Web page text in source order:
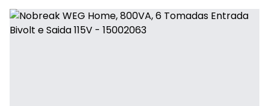
Ativar tradutor em libras